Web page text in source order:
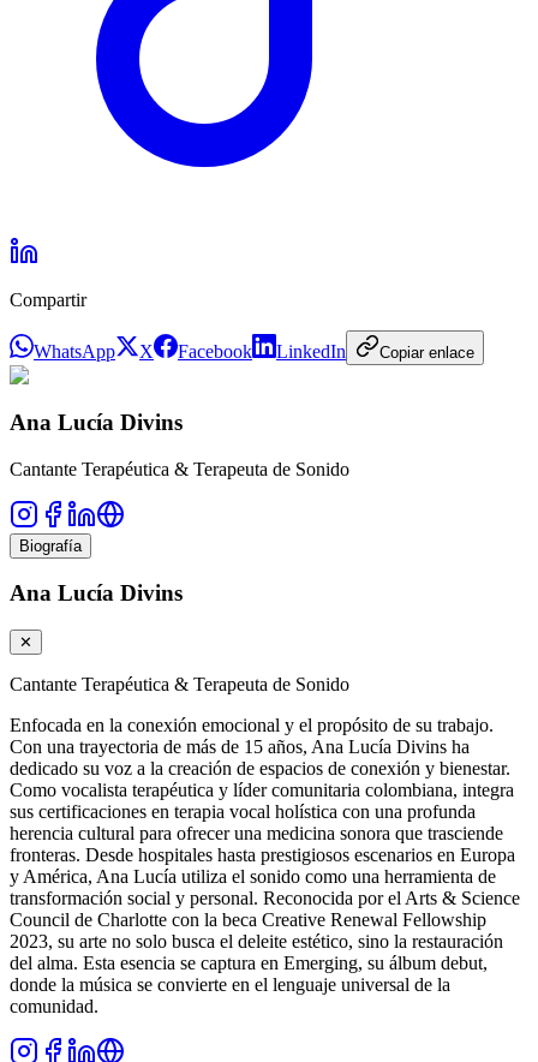
Compartir
WhatsApp X Facebook LinkedIn Copiar enlace
Ana Lucía Divins
Cantante Terapéutica & Terapeuta de Sonido
Biografía
Ana Lucía Divins
✕
Cantante Terapéutica & Terapeuta de Sonido
Enfocada en la conexión emocional y el propósito de su trabajo.
Con una trayectoria de más de 15 años, Ana Lucía Divins ha
dedicado su voz a la creación de espacios de conexión y bienestar.
Como vocalista terapéutica y líder comunitaria colombiana, integra
sus certificaciones en terapia vocal holística con una profunda
herencia cultural para ofrecer una medicina sonora que trasciende
fronteras. Desde hospitales hasta prestigiosos escenarios en Europa
y América, Ana Lucía utiliza el sonido como una herramienta de
transformación social y personal. Reconocida por el Arts & Science
Council de Charlotte con la beca Creative Renewal Fellowship
2023, su arte no solo busca el deleite estético, sino la restauración
del alma. Esta esencia se captura en Emerging, su álbum debut,
donde la música se convierte en el lenguaje universal de la
comunidad.